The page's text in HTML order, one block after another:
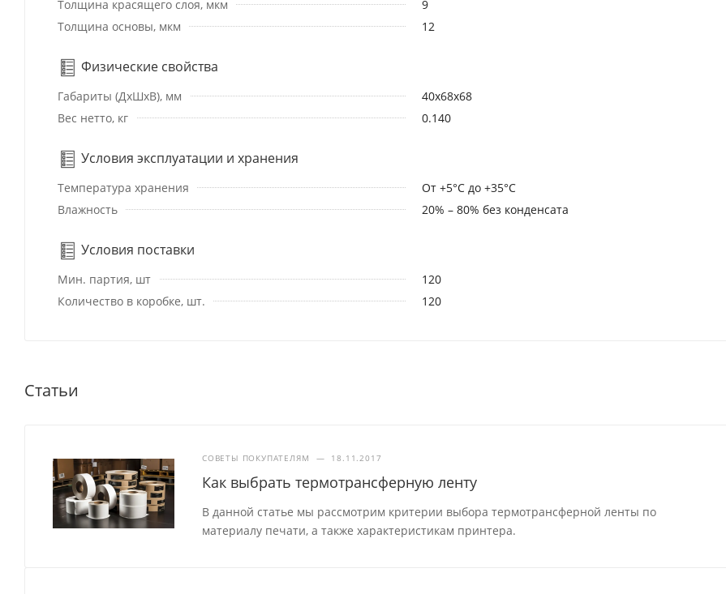
Толщина красящего слоя, мкм
9
Толщина основы, мкм
12
Физические свойства
Габариты (ДхШхВ), мм
40x68x68
Вес нетто, кг
0.140
Условия эксплуатации и хранения
Температура хранения
От +5°С до +35°С
Влажность
20% – 80% без конденсата
Условия поставки
Мин. партия, шт
120
Количество в коробке, шт.
120
Статьи
СОВЕТЫ ПОКУПАТЕЛЯМ — 18.11.2017
Как выбрать термотрансферную ленту
В данной статье мы рассмотрим критерии выбора термотрансферной ленты по
материалу печати, а также характеристикам принтера.